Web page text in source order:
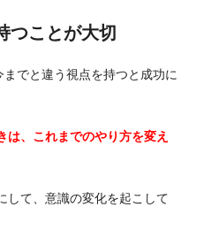
つことが大切
でと違う視点を持つと成功に
は、これまでのやり方を変え
して、意識の変化を起こして